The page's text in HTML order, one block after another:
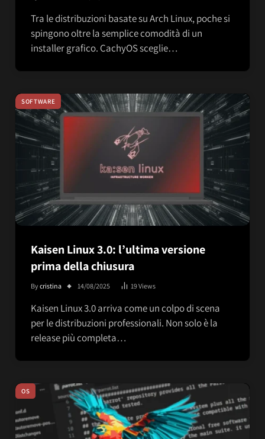
Tra le distribuzioni basate su Arch Linux, poche si
spingono oltre la semplice comodità di un
installer grafico. CachyOS sceglie…
SOFTWARE
Kaisen Linux 3.0: l’ultima versione
prima della chiusura
Bycristina 14/08/2025 19Views
Kaisen Linux 3.0 arriva come un colpo di scena
per le distribuzioni professionali. Non solo è la
release più completa…
OS